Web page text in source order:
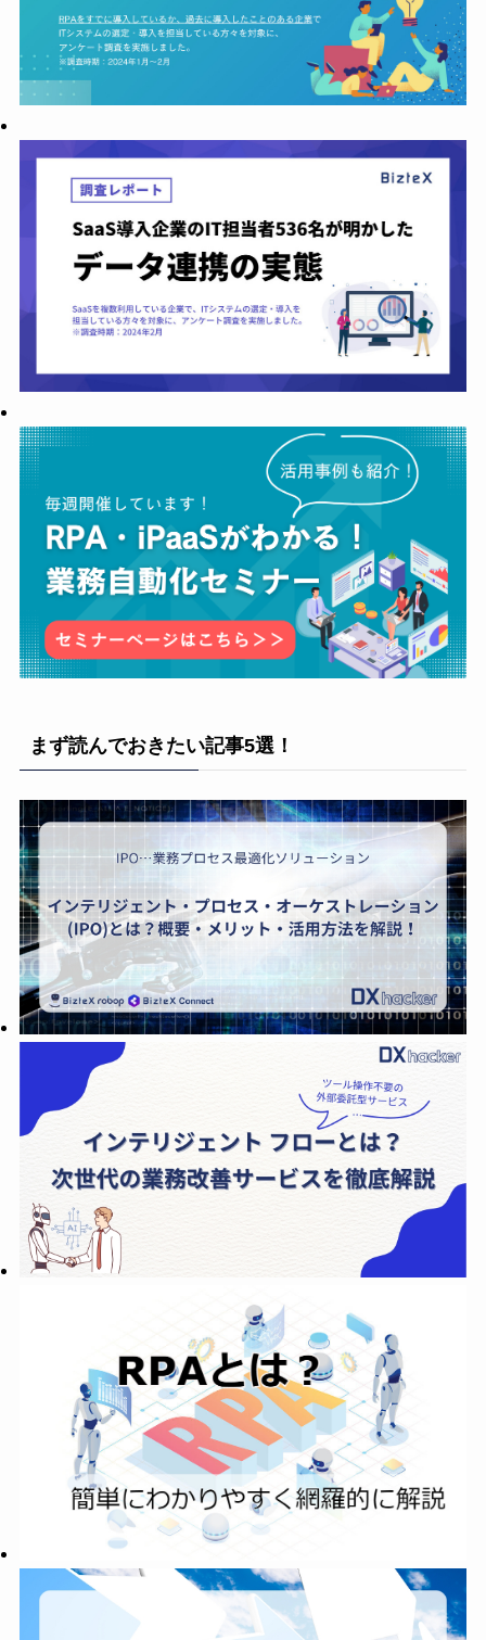
まず読んでおきたい記事5選！